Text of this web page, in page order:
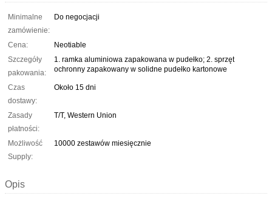
Minimalne
zamówienie:
Do negocjacji
Cena:
Neotiable
Szczegóły
pakowania:
1. ramka aluminiowa zapakowana w pudełko; 2. sprzęt
ochronny zapakowany w solidne pudełko kartonowe
Czas
dostawy:
Około 15 dni
Zasady
płatności:
T/T, Western Union
Możliwość
Supply:
10000 zestawów miesięcznie
Opis